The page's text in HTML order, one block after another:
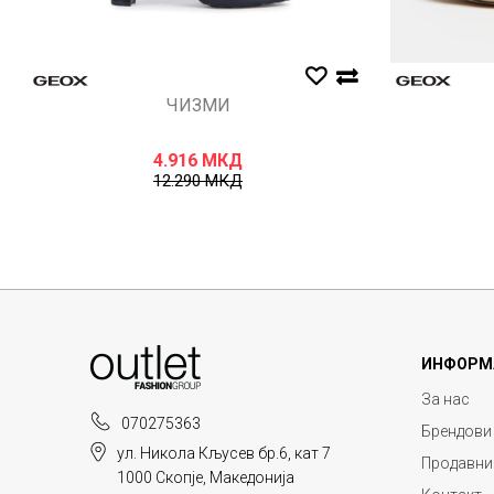
ЧИЗМИ
4.916 МКД
12.290МКД
070275363
ул. Никола Кљусев бр.6, кат 7
1000 Скопје, Македонија
За нас
Брендови